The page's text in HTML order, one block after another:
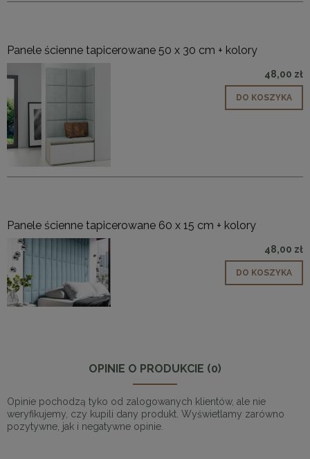
Panele ścienne tapicerowane 50 x 30 cm + kolory
48,00 zł
DO KOSZYKA
Panele ścienne tapicerowane 60 x 15 cm + kolory
48,00 zł
DO KOSZYKA
OPINIE O PRODUKCIE (0)
Opinie pochodzą tyko od zalogowanych klientów, ale nie
weryfikujemy, czy kupili dany produkt. Wyświetlamy zarówno
pozytywne, jak i negatywne opinie.